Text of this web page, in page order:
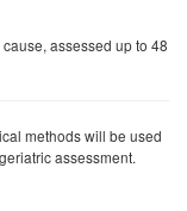
assessed up to 48
methods will be used
assessment.